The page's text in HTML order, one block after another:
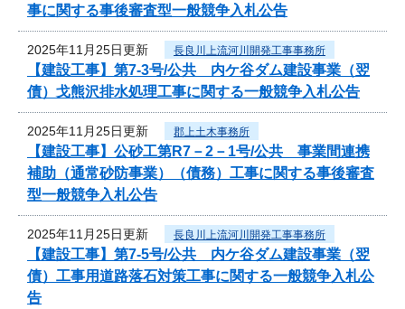
事に関する事後審査型一般競争入札公告
2025年11月25日更新 長良川上流河川開発工事事務所
【建設工事】第7-3号/公共 内ケ谷ダム建設事業（翌
債）戈熊沢排水処理工事に関する一般競争入札公告
2025年11月25日更新 郡上土木事務所
【建設工事】公砂工第R7－2－1号/公共 事業間連携
補助（通常砂防事業）（債務）工事に関する事後審査
型一般競争入札公告
2025年11月25日更新 長良川上流河川開発工事事務所
【建設工事】第7-5号/公共 内ケ谷ダム建設事業（翌
債）工事用道路落石対策工事に関する一般競争入札公
告